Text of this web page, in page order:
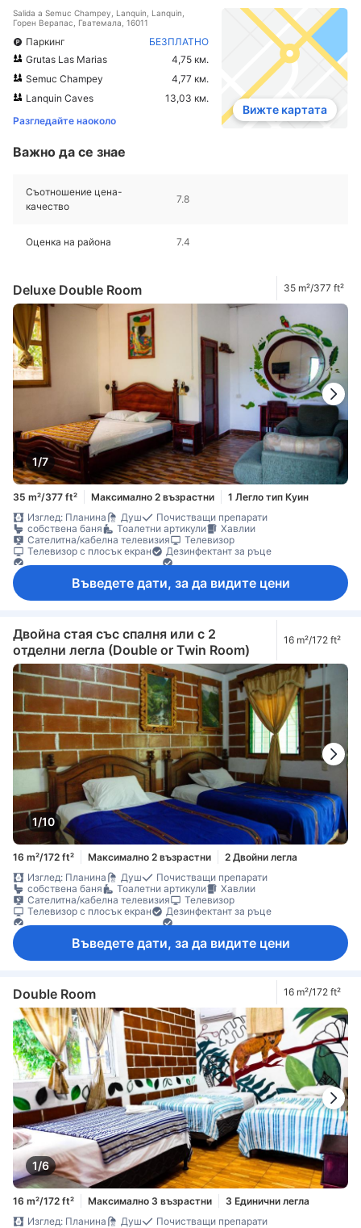
Salida a Semuc Champey, Lanquin, Lanquin,
Горен Верапас, Гватемала, 16011
Паркинг
БЕЗПЛАТНО
Grutas Las Marias
4,75 км.
Semuc Champey
4,77 км.
Lanquin Caves
13,03 км.
Разгледайте наоколо
Вижте картата
Важно да се знае
Съотношение цена-
качество
7.8
Оценка на района 7.4
Deluxe Double Room 35 m²/377 ft²
1/7
35 m²/377 ft² Максимално 2 възрастни
1 Легло тип Куин
Изглед: Планина
Душ
Почистващи препарати
собствена баня
Тоалетни артикули
Хавлии
Сателитна/кабелна телевизия
Телевизор
Телевизор с плосък екран
Дезинфектант за ръце
Ел. контакт близо до леглото
Елементи за удобство при сън
Бюро
Градински мебели
Диван Кофи за боклук
Кът за сядане
Въведете дати, за да видите цени
Двойна стая със спалня или с 2
отделни легла (Double or Twin Room)
16 m²/172 ft²
1/10
16 m²/172 ft² Максимално 2 възрастни
2 Двойни легла
Изглед: Планина
Душ
Почистващи препарати
собствена баня
Тоалетни артикули
Хавлии
Сателитна/кабелна телевизия
Телевизор
Телевизор с плосък екран
Дезинфектант за ръце
Ел. контакт близо до леглото
Елементи за удобство при сън
Градински мебели
Кофи за боклук
Под с плочки/мрамор
Въведете дати, за да видите цени
Double Room 16 m²/172 ft²
1/6
16 m²/172 ft² Максимално 3 възрастни
3 Единични легла
Изглед: Планина
Душ
Почистващи препарати